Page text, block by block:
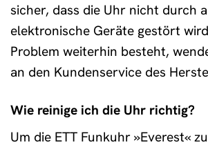
sicher, dass die Uhr nicht durch
elektronische Geräte gestört
Problem weiterhin besteht,
an den Kundenservice des
Wie reinige ich die Uhr richtig?
Um die ETT Funkuhr »Everest«